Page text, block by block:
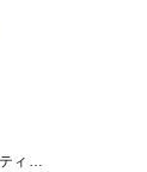
ィキ